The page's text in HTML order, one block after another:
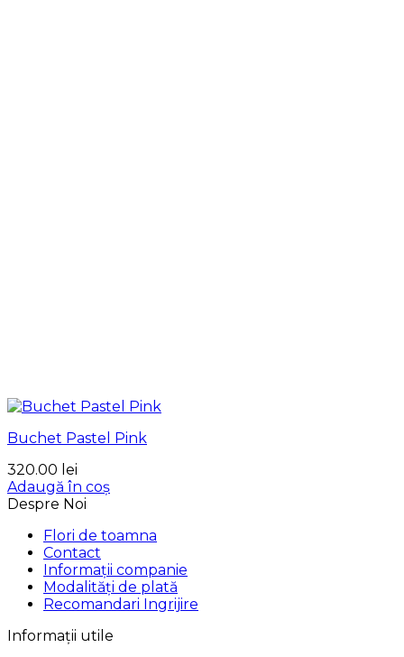
Buchet Pastel Pink
320.00 lei
Adaugă în coș
Despre Noi
Flori de toamna
Contact
Informații companie
Modalități de plată
Recomandari Ingrijire
Informații utile